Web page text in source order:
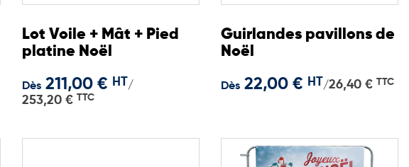
Lot Voile + Mât + Pied
platine Noël
Dès 211,00 € HT/
253,20 € TTC
Guirlandes pavillons de
Noël
Dès 22,00 € HT/26,40 € TTC